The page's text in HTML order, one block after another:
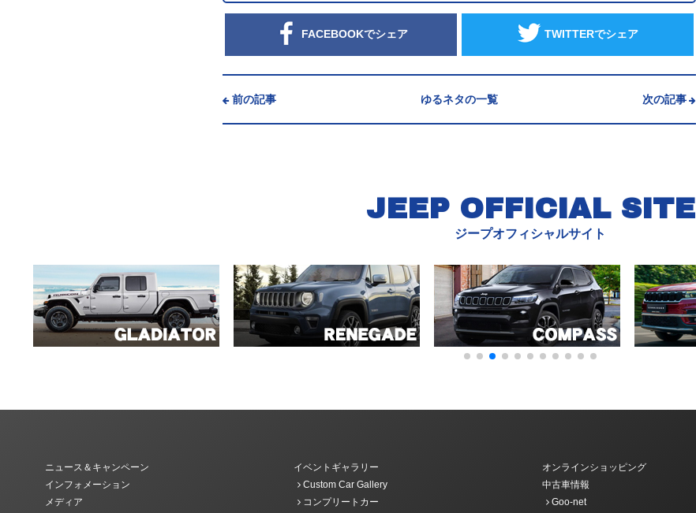
FACEBOOKでシェア TWITTERでシェア
前の記事 ゆるネタの一覧 次の記事
JEEP OFFICIAL SITE
ジープオフィシャルサイト
ニュース＆キャンペーン
インフォメーション
メディア
イベントギャラリー
Custom Car Gallery
コンプリートカー
オンラインショッピング
中古車情報
Goo-net